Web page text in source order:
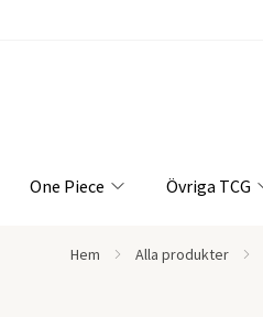
One Piece Övriga TCG
Hem Alla produkter